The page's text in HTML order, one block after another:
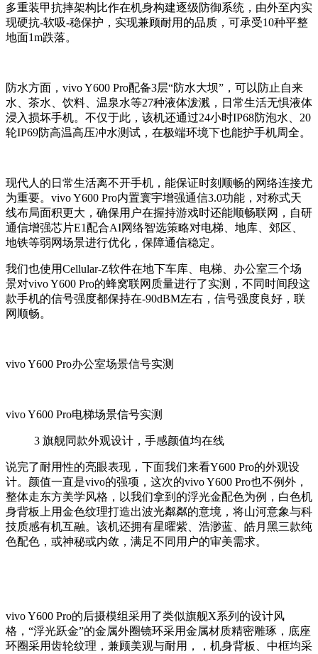
多重装甲抗摔架构比作在机身构建逐级防御系统，由外至内实
现硬抗-软吸-稳保护，实现兼顾耐用的品质，可承受10种平整
地面1m跌落。
防水方面， vivo Y600 Pro配备3层“防水大坝”，可以防止自来
水、茶水、饮料、温泉水等27种液体泼溅，日常生活无惧液体
浸入损坏手机。不仅于此，该机还通过24小时IP68防泡水、 20
轮IP69防高温高压冲水测试，在极端环境下也能护手机周全。
现代人的日常生活离不开手机，能保证时刻顺畅的网络连接尤
为重要。 vivo Y600 Pro内置寰宇增强通信3.0功能，对称式天
线布局面积更大，确保用户在握持游戏时还能顺畅联网，自研
通信增强芯片E1配合AI网络智选策略对电梯、地库、郊区、
地铁等弱网场景进行优化，保障通信稳定。
我们也使用Cellular-Z软件在地下车库、电梯、办公室三个场
景对vivo Y600 Pro的蜂窝联网质量进行了实测，不同时间段这
款手机的信号强度都保持在-90dBM左右，信号强度良好，联
网顺畅。
vivo Y600 Pro办公室场景信号实测
vivo Y600 Pro电梯场景信号实测
3 旗舰同款外观设计，手感颜值均在线
说完了耐用性的亮眼表现，下面我们来看Y600 Pro的外观设
计。颜值一直是vivo的强项，这次的vivo Y600 Pro也不例外，
整体走东方美学风格，以我们拿到的浮光金配色为例，白色机
身背板上用金色纹理打造出波光粼粼的意境，将山河意象与科
技质感有机互融。该机还拥有星曜紫、浩渺蓝、皓月黑三款纯
色配色，或神秘或内敛，满足不同用户的审美需求。
vivo Y600 Pro的后摄模组采用了类似旗舰X系列的设计风
格，“浮光跃金”的金属外圈镜环采用金属材质精密雕琢，底座
环圈采用齿轮纹理，兼顾美观与耐用，，机身背板、中框均采